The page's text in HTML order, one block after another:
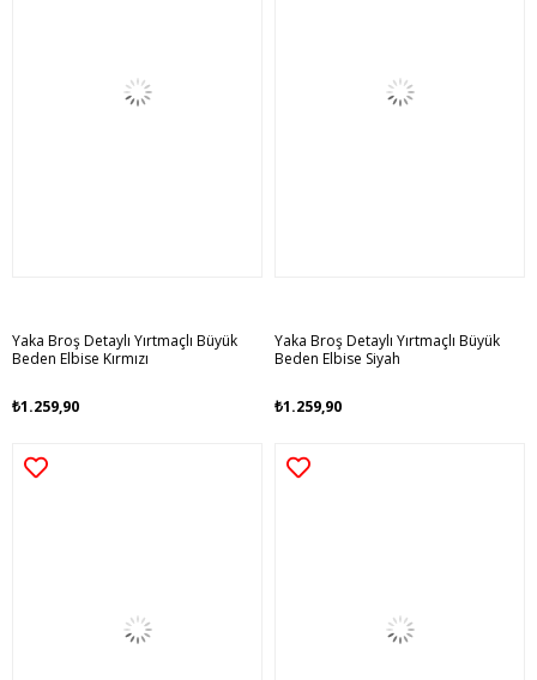
Yaka Broş Detaylı Yırtmaçlı Büyük
Beden Elbise Kırmızı
₺1.259,90
Yaka Broş Detaylı Yırtmaçlı Büyük
Beden Elbise Siyah
₺1.259,90